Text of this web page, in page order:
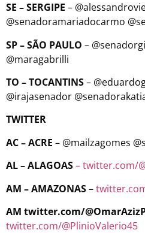
SE – SERGIPE –
@senadoramariadocarmo
SP – SÃO PAULO –
@maragabrilli
TO – TOCANTINS–
@irajasenador
TWITTER
AC – ACRE – @mailzagomes
AL – ALAGOAS– twitter.com/
AM – AMAZONAS–
AM twitter.com/
twitter.com/@PlinioValerio45